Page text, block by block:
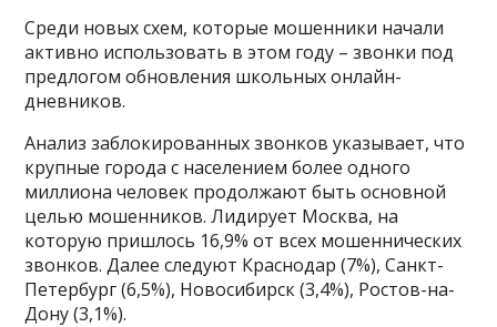
Среди новых схем, которые мошенники начали
активно использовать в этом году – звонки под
предлогом обновления школьных онлайн-
дневников.
Анализ заблокированных звонков указывает, что
крупные города с населением более одного
миллиона человек продолжают быть основной
целью мошенников. Лидирует Москва, на
которую пришлось 16,9% от всех мошеннических
звонков. Далее следуют Краснодар (7%), Санкт-
Петербург (6,5%), Новосибирск (3,4%), Ростов-на-
Дону (3,1%).